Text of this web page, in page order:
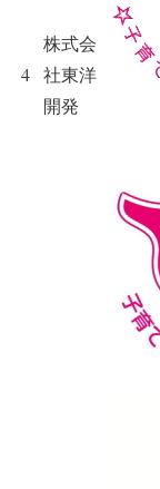
4
株式会
社東洋
開発